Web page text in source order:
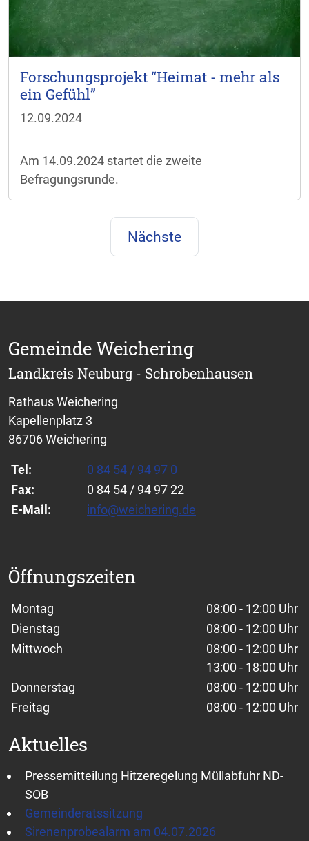
Forschungsprojekt “Heimat - mehr als
ein Gefühl”
12.09.2024
Am 14.09.2024 startet die zweite
Befragungsrunde.
Nächste
Gemeinde Weichering
Landkreis Neuburg - Schrobenhausen
Rathaus Weichering
Kapellenplatz 3
86706 Weichering
Tel:
0 84 54 / 94 97 0
Fax:
0 84 54 / 94 97 22
E-Mail:
info@weichering.de
Öffnungszeiten
Wochentage / Monate
Öffnungszeiten / Hinweise
Montag
08:00 - 12:00 Uhr
Dienstag
08:00 - 12:00 Uhr
Mittwoch
08:00 - 12:00 Uhr
13:00 - 18:00 Uhr
Donnerstag
08:00 - 12:00 Uhr
Freitag
08:00 - 12:00 Uhr
Aktuelles
Pressemitteilung Hitzeregelung Müllabfuhr ND-
SOB
Gemeinderatssitzung
Sirenenprobealarm am 04.07.2026